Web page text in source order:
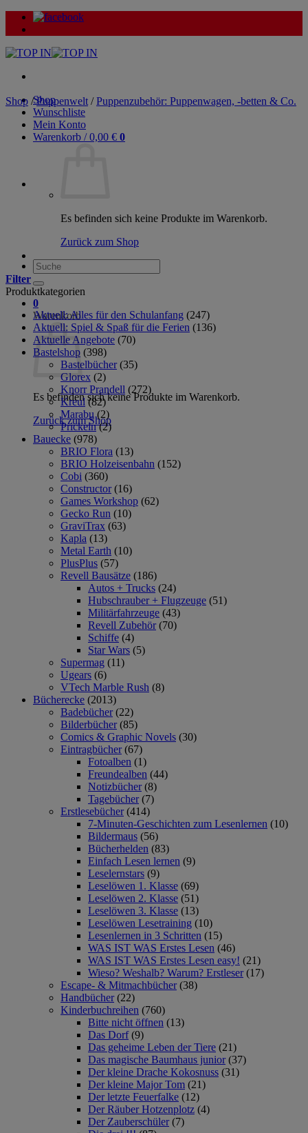
Zum
Inhalt
Shop
Wunschliste
Mein Konto
Warenkorb /0,00 € 0
Es befinden sich keine Produkte im Warenkorb.
Zurück zum Shop
Suche
nach:
0
Warenkorb
Es befinden sich keine Produkte im Warenkorb.
Zurück zum Shop
Shop / Puppenwelt / Puppenzubehör: Puppenwagen, -betten & Co.
Filter
Produktkategorien
Aktuell: Alles für den Schulanfang (247)
Aktuell: Spiel & Spaß für die Ferien (136)
Aktuelle Angebote (70)
Bastelshop (398)
Bastelbücher (35)
Glorex (2)
Knorr Prandell (272)
Kreul (82)
Marabu (2)
Prickeln (2)
Bauecke (978)
BRIO Flora (13)
BRIO Holzeisenbahn (152)
Cobi (360)
Constructor (16)
Games Workshop (62)
Gecko Run (10)
GraviTrax (63)
Kapla (13)
Metal Earth (10)
PlusPlus (57)
Revell Bausätze (186)
Autos + Trucks (24)
Hubschrauber + Flugzeuge (51)
Militärfahrzeuge (43)
Revell Zubehör (70)
Schiffe (4)
Star Wars (5)
Supermag (11)
Ugears (6)
VTech Marble Rush (8)
Bücherecke (2013)
Badebücher (22)
Bilderbücher (85)
Comics & Graphic Novels (30)
Eintragbücher (67)
Fotoalben (1)
Freundealben (44)
Notizbücher (8)
Tagebücher (7)
Erstlesebücher (414)
7-Minuten-Geschichten zum Lesenlernen (10)
Bildermaus (56)
Bücherhelden (83)
Einfach Lesen lernen (9)
Leselernstars (9)
Leselöwen 1. Klasse (69)
Leselöwen 2. Klasse (51)
Leselöwen 3. Klasse (13)
Leselöwen Lesetraining (10)
Lesenlernen in 3 Schritten (15)
WAS IST WAS Erstes Lesen (46)
WAS IST WAS Erstes Lesen easy! (21)
Wieso? Weshalb? Warum? Erstleser (17)
Escape- & Mitmachbücher (38)
Handbücher (22)
Kinderbuchreihen (760)
Bitte nicht öffnen (13)
Das Dorf (9)
Das geheime Leben der Tiere (21)
Das magische Baumhaus junior (37)
Der kleine Drache Kokosnuss (31)
Der kleine Major Tom (21)
Der letzte Feuerfalke (12)
Der Räuber Hotzenplotz (4)
Der Zauberschüler (7)